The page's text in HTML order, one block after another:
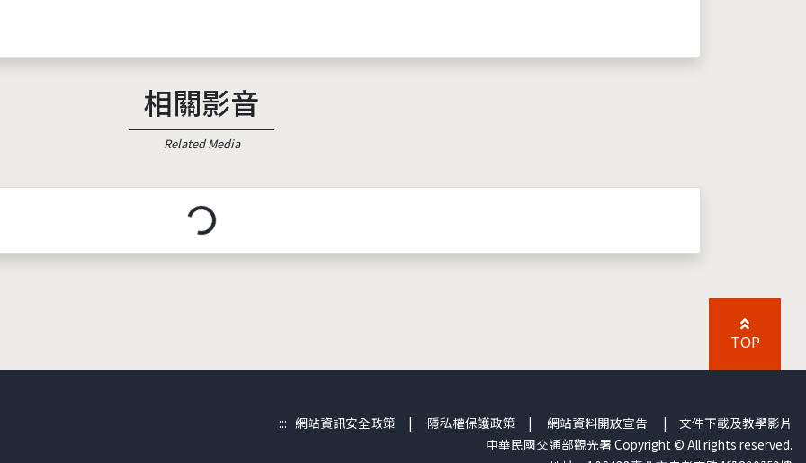
相關影音
Related Media
載入中...
TOP
::: 網站資訊安全政策 | 隱私權保護政策 | 網站資料開放宣告 | 文件下載及教學影片
中華民國交通部觀光署 Copyright © All rights reserved.